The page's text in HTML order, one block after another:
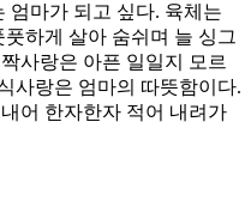
엄마가 되고 싶다. 육체는
하게 살아 숨쉬며 늘 싱그
사랑은 아픈 일일지 모르
사랑은 엄마의 따뜻함이다.
어 한자한자 적어 내려가